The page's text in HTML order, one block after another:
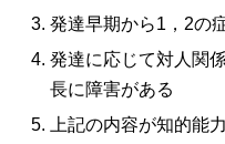
発達早期から1，2の
発達に応じて対人関
長に障害がある
上記の内容が知的能